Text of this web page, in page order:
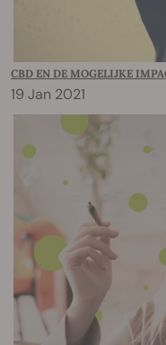
CBD EN DE MOGELIJKE
19 Jan 2021